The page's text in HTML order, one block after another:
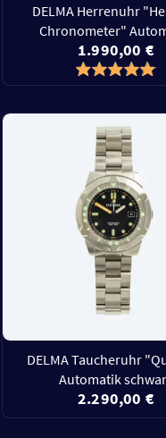
DELMA Herrenuhr
Chronometer"
1.990,00 €
DELMA Taucheruhr
Automatik
2.290,00 €